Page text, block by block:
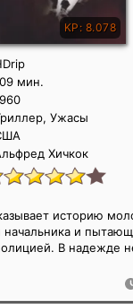
мин.
Ужасы
Хичкок
историю
и
В надежде